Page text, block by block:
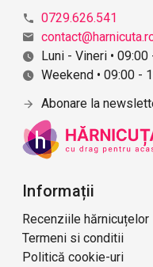
0729.626.541
Luni - Vineri • 09:00
Weekend • 09:00 -
Abonare la
Informații
Recenziile hărnicuțelor
Termeni si conditii
Politică cookie-uri